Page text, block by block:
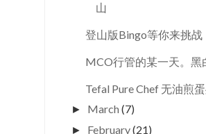
山
登山版Bingo等你来挑战
MCO行管的某一天。黑
Tefal Pure Chef 无油煎
► March(7)
► February(21)